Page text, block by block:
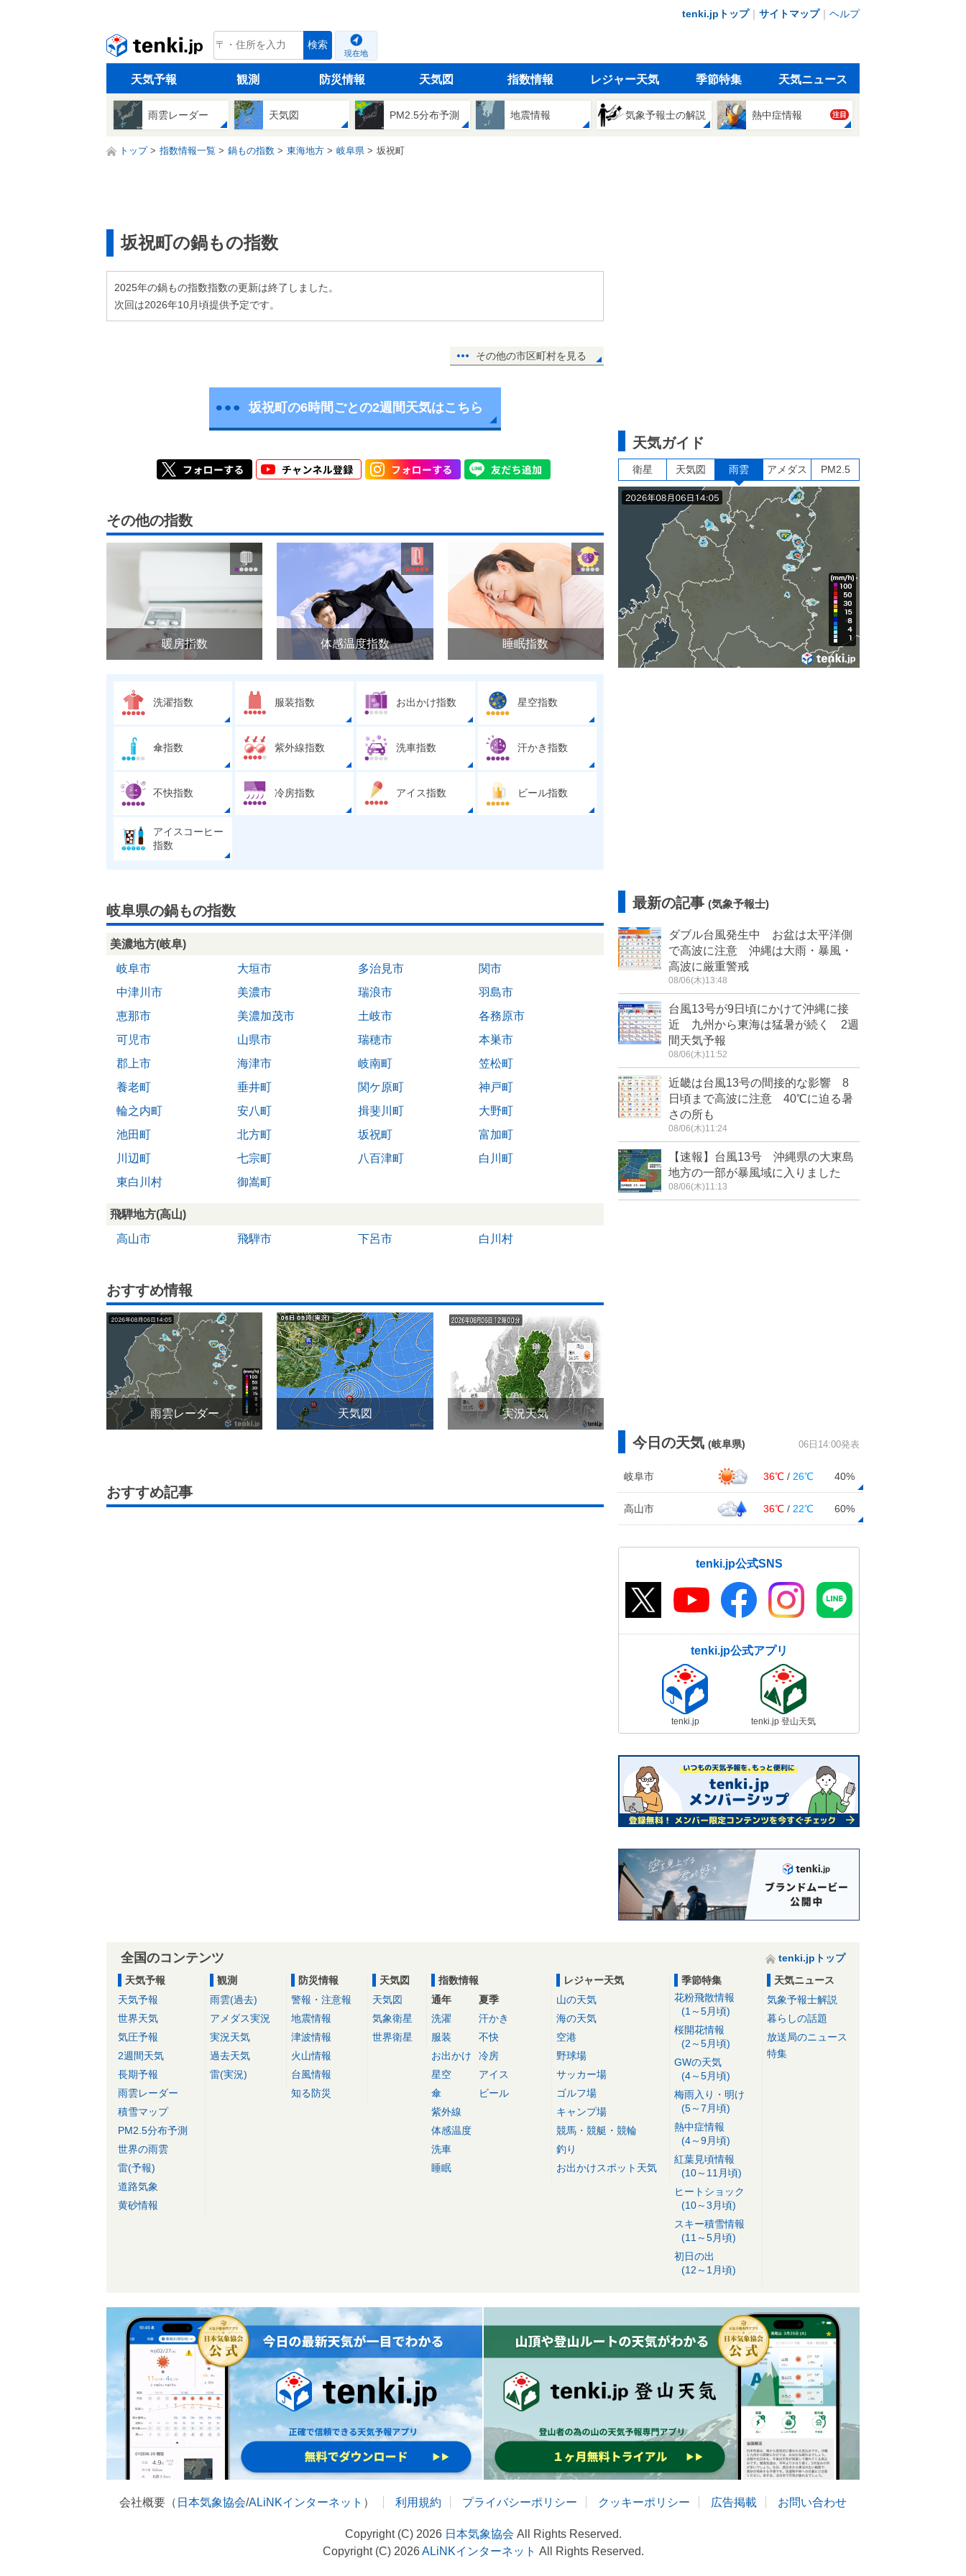
tenki.jpトップ｜ サイトマップ｜ ヘルプ
tenki.jp 検索
現在地
天気予報 観測 防災情報 天気図 指数情報 レジャー天気 季節特集 天気ニュース
雨雲レーダー 天気図 PM2.5分布予測 地震情報 気象予報士の解説 熱中症情報 注目
トップ 指数情報一覧 鍋もの指数 東海地方 岐阜県 坂祝町
坂祝町の鍋もの指数
2025年の鍋もの指数指数の更新は終了しました。
次回は2026年10月頃提供予定です。
その他の市区町村を見る
坂祝町の6時間ごとの2週間天気はこちら
その他の指数
暖房指数 体感温度指数 睡眠指数
洗濯指数 服装指数 お出かけ指数 星空指数
傘指数 紫外線指数 洗車指数 汗かき指数
不快指数 冷房指数 アイス指数 ビール指数
アイスコーヒー
指数
岐阜県の鍋もの指数
美濃地方(岐阜)
岐阜市
大垣市 多治見市
関市
中津川市
美濃市 瑞浪市
羽島市
恵那市
美濃加茂市 土岐市
各務原市
可児市
山県市 瑞穂市
本巣市
郡上市
海津市 岐南町
笠松町
養老町
垂井町 関ケ原町
神戸町
輪之内町
安八町 揖斐川町
大野町
池田町
北方町 坂祝町
富加町
川辺町
七宗町 八百津町
白川町
東白川村
御嵩町
飛騨地方(高山)
高山市
飛騨市 下呂市 白川村
おすすめ情報
雨雲レーダー 天気図 実況天気
おすすめ記事
天気ガイド
衛星 天気図 雨雲 アメダス PM2.5
最新の記事 (気象予報士)
ダブル台風発生中 お盆は太平洋側
で高波に注意 沖縄は大雨・暴風・
高波に厳重警戒
08/06(木)13:48
台風13号が9日頃にかけて沖縄に接
近 九州から東海は猛暑が続く 2週
間天気予報
08/06(木)11:52
近畿は台風13号の間接的な影響 8
日頃まで高波に注意 40℃に迫る暑
さの所も
08/06(木)11:24
【速報】台風13号 沖縄県の大東島
地方の一部が暴風域に入りました
08/06(木)11:13
今日の天気 (岐阜県) 06日14:00発表
岐阜市 36℃ / 26℃ 40%
高山市 36℃ / 22℃ 60%
tenki.jp公式SNS
tenki.jp公式アプリ
tenki.jp tenki.jp 登山天気
全国のコンテンツ
tenki.jpトップ
天気予報
天気予報
世界天気
気圧予報
2週間天気
長期予報
雨雲レーダー
積雪マップ
PM2.5分布予測
世界の雨雲
雷(予報)
道路気象
黄砂情報
観測
雨雲(過去)
アメダス実況
実況天気
過去天気
雷(実況)
防災情報
警報・注意報
地震情報
津波情報
火山情報
台風情報
知る防災
天気図
天気図
気象衛星
世界衛星
指数情報
通年
洗濯
服装
お出かけ
星空
傘
紫外線
体感温度
洗車
睡眠
夏季
汗かき
不快
冷房
アイス
ビール
レジャー天気
山の天気
海の天気
空港
野球場
サッカー場
ゴルフ場
キャンプ場
競馬・競艇・競輪
釣り
お出かけスポット天気
季節特集
花粉飛散情報
(1～5月頃)
桜開花情報
(2～5月頃)
GWの天気
(4～5月頃)
梅雨入り・明け
(5～7月頃)
熱中症情報
(4～9月頃)
紅葉見頃情報
(10～11月頃)
ヒートショック
(10～3月頃)
スキー積雪情報
(11～5月頃)
初日の出
(12～1月頃)
天気ニュース
気象予報士解説
暮らしの話題
放送局のニュース
特集
会社概要（ 日本気象協会/ALiNKインターネット ） 利用規約 プライバシーポリシー クッキーポリシー 広告掲載 お問い合わせ
Copyright (C) 2026 日本気象協会 All Rights Reserved.
Copyright (C) 2026ALiNKインターネット All Rights Reserved.